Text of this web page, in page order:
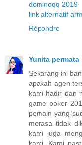
dominoqq 2019
link alternatif
Répondre
Yunita permata
Sekarang ini
apakah agen
kami hadir dan
game poker
pemain yang
merasa tidak
kami juga
kami. Kami